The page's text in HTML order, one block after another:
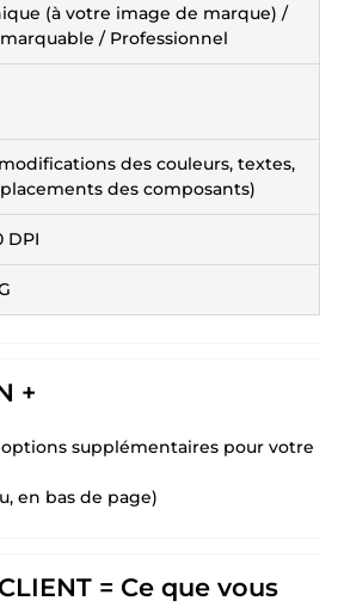
(à votre image de marque) /
/ Professionnel
des couleurs, textes,
des composants)
DPI
+
supplémentaires pour votre
en bas de page)
= Ce que vous